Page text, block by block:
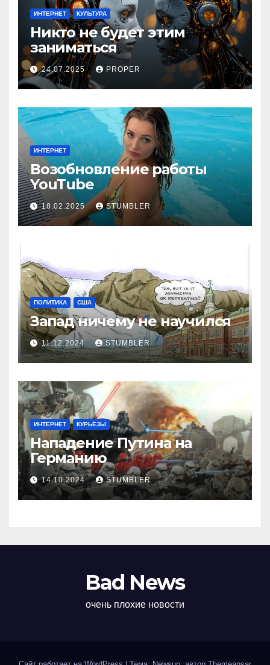
ИНТЕРНЕТ КУЛЬТУРА
Никто не будет этим
заниматься
24.07.2025 PROPER
ИНТЕРНЕТ
Возобновление работы
YouТube
18.02.2025 STUMBLER
ПОЛИТИКА США
Запад ничему не научился
11.12.2024 STUMBLER
ИНТЕРНЕТ КУРЬЁЗЫ
Нападение Путина на
Германию
14.10.2024 STUMBLER
Bad News
очень плохие новости